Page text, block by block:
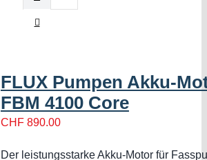
FLUX Pumpen Akku-
FBM 4100 Core
CHF890.00
Der leistungsstarke Akku-Motor für